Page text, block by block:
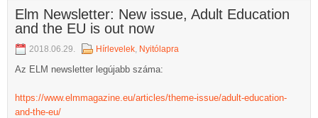
Elm Newsletter: New issue, Adult Education
and the EU is out now
2018.06.29. Hírlevelek, Nyitólapra
Az ELM newsletter legújabb száma:
https://www.elmmagazine.eu/articles/theme-issue/adult-education-
and-the-eu/